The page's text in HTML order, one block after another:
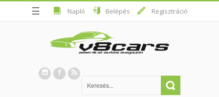
☰ Napló Belépés Regisztráció